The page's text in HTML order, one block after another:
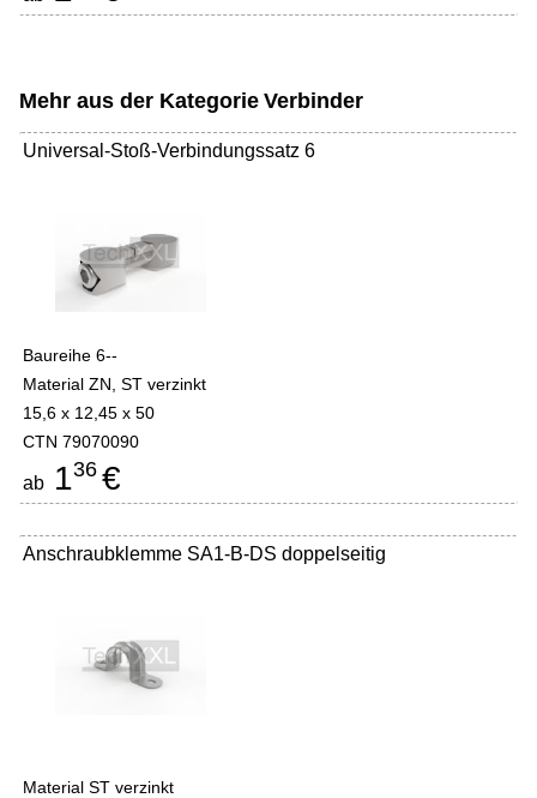
Mehr aus der Kategorie Verbinder
Universal-Stoß-Verbindungssatz 6
Baureihe 6--
Material ZN, ST verzinkt
15,6 x 12,45 x 50
CTN 79070090
ab 136 €
Anschraubklemme SA1-B-DS doppelseitig
Material ST verzinkt